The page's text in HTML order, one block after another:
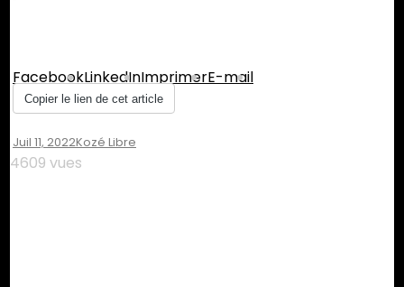
FacebookLinkedInImprimerE-mail
Copier le lien de cet article
Juil 11, 2022Kozé Libre
4609 vues